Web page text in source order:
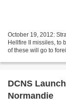
October 19, 2012:
Hellfire II missiles, to
of these will go to
DCNS
Normandie